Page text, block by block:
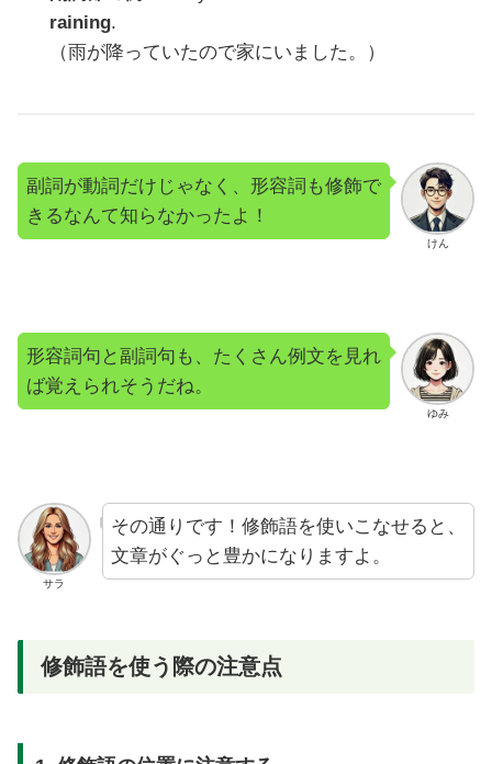
raining.
（雨が降っていたので家にいました。）
けん
副詞が動詞だけじゃなく、形容詞も修飾で
きるなんて知らなかったよ！
ゆみ
形容詞句と副詞句も、たくさん例文を見れ
ば覚えられそうだね。
サラ
その通りです！修飾語を使いこなせると、
文章がぐっと豊かになりますよ。
修飾語を使う際の注意点